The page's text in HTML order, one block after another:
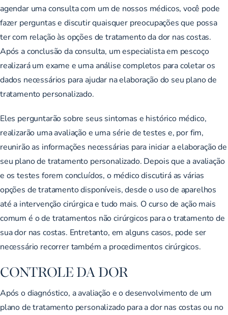
agendar uma consulta com um de nossos médicos, você pode
fazer perguntas e discutir quaisquer preocupações que possa
ter com relação às opções de tratamento da dor nas costas.
Após a conclusão da consulta, um especialista em pescoço
realizará um exame e uma análise completos para coletar os
dados necessários para ajudar na elaboração do seu plano de
tratamento personalizado.
Eles perguntarão sobre seus sintomas e histórico médico,
realizarão uma avaliação e uma série de testes e, por fim,
reunirão as informações necessárias para iniciar a elaboração de
seu plano de tratamento personalizado. Depois que a avaliação
e os testes forem concluídos, o médico discutirá as várias
opções de tratamento disponíveis, desde o uso de aparelhos
até a intervenção cirúrgica e tudo mais. O curso de ação mais
comum é o de tratamentos não cirúrgicos para o tratamento de
sua dor nas costas. Entretanto, em alguns casos, pode ser
necessário recorrer também a procedimentos cirúrgicos.
CONTROLE DA DOR
Após o diagnóstico, a avaliação e o desenvolvimento de um
plano de tratamento personalizado para a dor nas costas ou no